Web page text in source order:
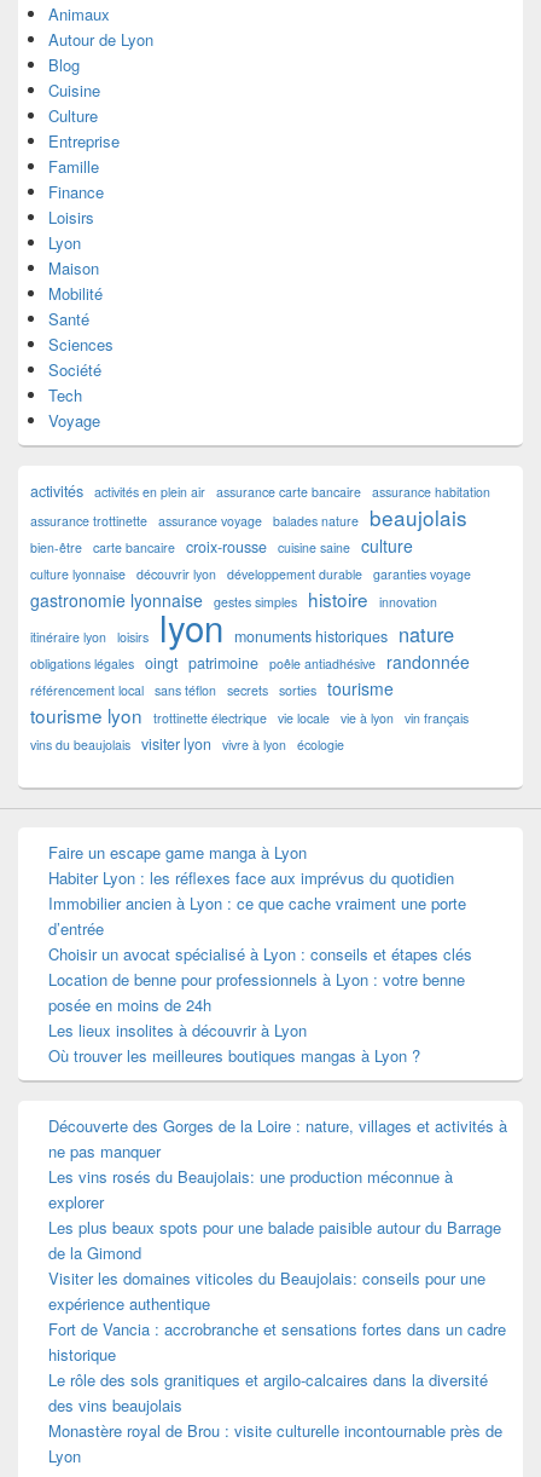
Animaux
Autour de Lyon
Blog
Cuisine
Culture
Entreprise
Famille
Finance
Loisirs
Lyon
Maison
Mobilité
Santé
Sciences
Société
Tech
Voyage
activités activités en plein air assurance carte bancaire assurance habitation
assurance trottinette assurance voyage balades nature beaujolais
bien-être carte bancaire croix-rousse cuisine saine culture
culture lyonnaise découvrir lyon développement durable garanties voyage
gastronomie lyonnaise gestes simples histoire
innovation
itinéraire lyon loisirs lyon monuments historiques nature
obligations légales oingt patrimoine poêle antiadhésive randonnée
référencement local sans téflon secrets sorties tourisme
tourisme lyon trottinette électrique vie locale vie à lyon vin français
vins du beaujolais visiter lyon vivre à lyon écologie
Faire un escape game manga à Lyon
Habiter Lyon : les réflexes face aux imprévus du quotidien
Immobilier ancien à Lyon : ce que cache vraiment une porte
d’entrée
Choisir un avocat spécialisé à Lyon : conseils et étapes clés
Location de benne pour professionnels à Lyon : votre benne
posée en moins de 24h
Les lieux insolites à découvrir à Lyon
Où trouver les meilleures boutiques mangas à Lyon ?
Découverte des Gorges de la Loire : nature, villages et activités à
ne pas manquer
Les vins rosés du Beaujolais: une production méconnue à
explorer
Les plus beaux spots pour une balade paisible autour du Barrage
de la Gimond
Visiter les domaines viticoles du Beaujolais: conseils pour une
expérience authentique
Fort de Vancia : accrobranche et sensations fortes dans un cadre
historique
Le rôle des sols granitiques et argilo-calcaires dans la diversité
des vins beaujolais
Monastère royal de Brou : visite culturelle incontournable près de
Lyon